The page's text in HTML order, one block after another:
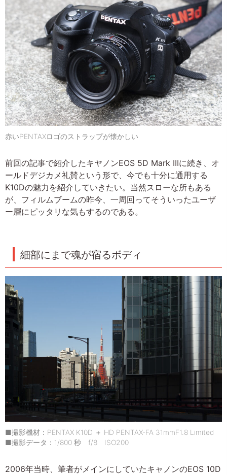
赤いPENTAXロゴのストラップが懐かしい
前回の記事で紹介したキヤノンEOS 5D Mark IIIに続き、オ
ールドデジカメ礼賛という形で、今でも十分に通用する
K10Dの魅力を紹介していきたい。当然スローな所もある
が、フィルムブームの昨今、一周回ってそういったユーザ
ー層にピッタリな気もするのである。
細部にまで魂が宿るボディ
■撮影機材：PENTAX K10D ＋ HD PENTAX-FA 31mmF1.8 Limited
■撮影データ：1/800 秒 f/8 ISO200
2006年当時、筆者がメインにしていたキャノンのEOS 10D